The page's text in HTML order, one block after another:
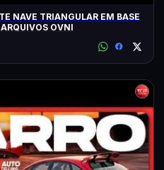
NAVE TRIANGULAR EM BASE
OVNI